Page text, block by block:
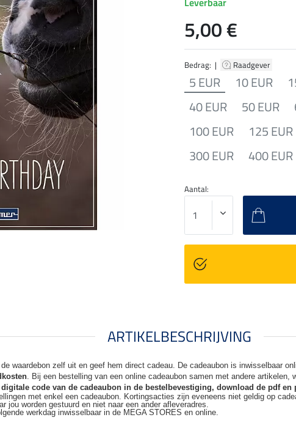
Bedrag: | Raadgever
5 EUR 10 EUR
40 EUR
50 EUR
100 EUR
125 EUR
300 EUR
400 EUR
5,00 €
Aantal:
ARTIKELBESCHRIJVING
waardebon zelf uit en geef hem direct cadeau. De cadeaubon is inwisselbaar
. Bij een bestelling van een online cadeaubon samen met andere artikelen,
code van de cadeaubon in de bestelbevestiging, download de pdf en
met enkel een cadeaubon. Kortingsacties zijn eveneens niet geldig op
jou worden gestuurd en niet naar een ander afleveradres.
werkdag inwisselbaar in de MEGA STORES en online.